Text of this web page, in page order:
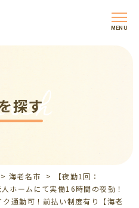
MENU
探す
>海老名市 >
【夜勤1回：
ホームにて実働16時間の夜勤！
通勤可！前払い制度有り【海老